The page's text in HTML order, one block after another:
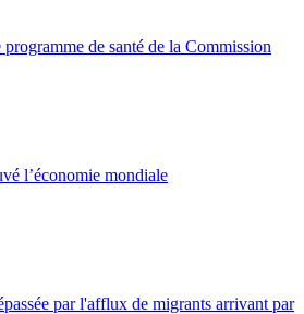
de santé de la Commission
l’économie mondiale
par l'afflux de migrants arrivant par